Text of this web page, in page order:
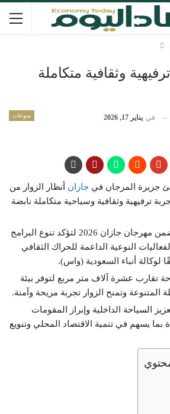
وثقافية متكاملة
منوعات في يناير 17, 2026
جزيرة المرجان في جازان أنظار الزوار من
ترفيهية وثقافية وسياحية متكاملة نابضة
وتأتي الفعالية المقامة ضمن مهرجان جازان 2026 لتؤكد تنوع البرامج
النوعية الداعمة للحراك الثقافي
لوكالة أنباء السعودية (واس).
تقارب عشرة آلاف متر مربع لتوفر بيئة
وتمنح الزوار تجربة مريحة وآمنة.
السياحة الداخلية وإبراز المقومات
بما يسهم في تنمية الاقتصاد المحلي وتنويع